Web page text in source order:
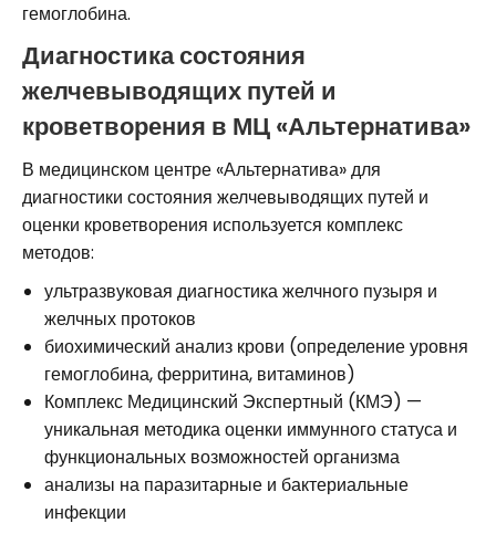
гемоглобина.
Диагностика состояния
желчевыводящих путей и
кроветворения в МЦ «Альтернатива»
В медицинском центре «Альтернатива» для
диагностики состояния желчевыводящих путей и
оценки кроветворения используется комплекс
методов:
ультразвуковая диагностика желчного пузыря и
желчных протоков
биохимический анализ крови (определение уровня
гемоглобина, ферритина, витаминов)
Комплекс Медицинский Экспертный (КМЭ) —
уникальная методика оценки иммунного статуса и
функциональных возможностей организма
анализы на паразитарные и бактериальные
инфекции